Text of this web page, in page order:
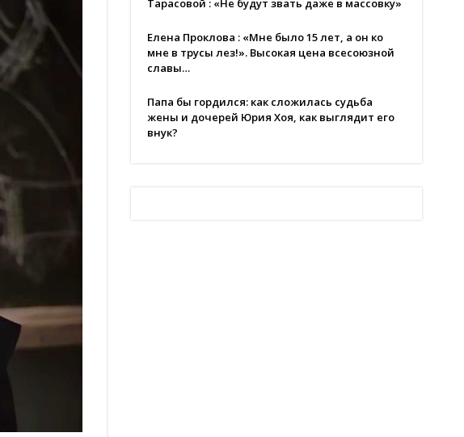
Тарасовой : «Не будут звать даже в массовку»
Елена Проклова : «Мне было 15 лет, а он ко
мне в трусы лез!». Высокая цена всесоюзной
славы…
Папа бы гордился: как сложилась судьба
жены и дочерей Юрия Хоя, как выглядит его
внук?